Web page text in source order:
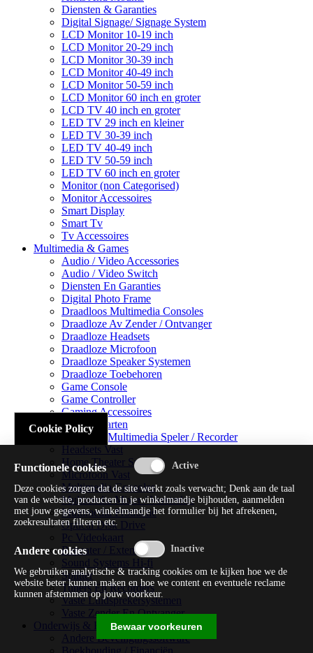
Diensten & Garanties
Digital Signage/ Signage System
LCD Monitor 10-19 inch
LCD Monitor 20-29 inch
LCD Monitor 30-39 inch
LCD Monitor 40-49 inch
LCD Monitor 50-59 inch
LCD Monitor 60 inch en groter
LCD TV 40 inch en groter
LED TV 29 inch en kleiner
LED TV 30-39 inch
LED TV 40-49 inch
LED TV 50-59 inch
LED TV 60 inch en groter
Monitor (non Categorised)
Monitor Accessoires
Smart Display
Smart Tv
Tv Accessoires
Multimedia & Games
Audio / Video Accessories
Audio / Video Switch
Diensten En Garanties
Digital Photo Frame
Draadloos Multimedia Consoles
Draadloze Av Zender / Ontvanger
Draadloze Headsets
Draadloze Microfoon
Draadloze Speaker Systemen
Draadloze Toebehoren
Game Console
Game Controller
Gaming Accessoires
Geluidskaarten
Handheld Multimedia Speler / Recorder
Headsets Vast
Home Theater Systems
Microfoon Vast
Multimedia Consoles
Multimedia Mixer / Versterker
Multimedia Productie
Optical Disk Drive
Pc Videokaart
Repeater / Extender
Sound Systems Hi-fi
Splitter
Tuners En Recorders
Vaste Luidsprekersystemen
Vaste Zender En Ontvanger
Onderwijs & Recreatie
Andere Beveiligingssoftware
Cookie Policy
Functionele cookies
Deze cookies zorgen dat de site werkt zoals verwacht; Denk aan de taal
van de website, producten in je winkelmandje bijhouden, aanmelden
met jouw gegevens, winkelmandje het formulier bij het afrekenen,
zoekresultaten filteren etc.
Andere cookies
We gebruiken analytische & tracking cookies om te kijken hoe we de
website beter kunnen maken en hoe we content en eventuele reclame
kunnen afstemmen op jouw voorkeur.
Bewaar voorkeuren